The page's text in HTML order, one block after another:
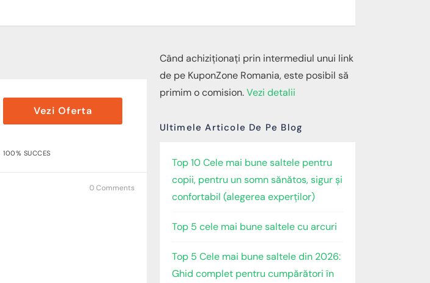
Vezi Oferta
100% SUCCES
0 Comments
Când achiziționați prin intermediul unui link
de pe KuponZone Romania, este posibil să
primim o comision.Vezi detalii
Ultimele Articole De Pe Blog
Top 10 Cele mai bune saltele pentru
copii, pentru un somn sănătos, sigur și
confortabil (alegerea experților)
Top 5 cele mai bune saltele cu arcuri
Top 5 Cele mai bune saltele din 2026:
Ghid complet pentru cumpărători în